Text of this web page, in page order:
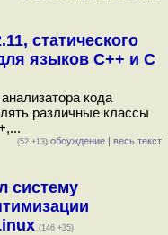
статического
языков C++ и С
кода
различные классы
(52 +13) обсуждение | весь текст
систему
(146 +35)